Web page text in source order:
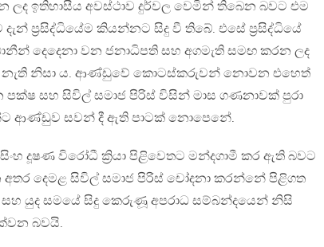
ලද ඉතිහාසීය අවස්ථාව දුර්වල වෙමින් තිබෙන බවට එම
ප්‍රසිද්ධියේම කියන්නට සිදු වී තිබේ. එසේ ප්‍රසිද්ධියේ
දෙදෙනා වන ජනාධිපති සහ අගමැති සමඟ කරන ලද
නැති නිසා ය. ආණ්ඩුවේ කොටස්කරුවන් නොවන එහෙත්
පක්ෂ සහ සිවිල් සමාජ පිරිස් විසින් මාස ගණනාවක් පුරා
ආණ්ඩුව සවන් දී ඇති පාටක් නොපෙනේ.
දූෂණ විරෝධී ක්‍රියා පිළිවෙතට මන්දගාමී කර ඇති බවට
දෙමළ සිවිල් සමාජ පිරිස් චෝදනා කරන්නේ පිළිගත
යුද සමයේ සිදු කෙරුණූ අපරාධ සම්බන්දයෙන් නිසි
බවයි.